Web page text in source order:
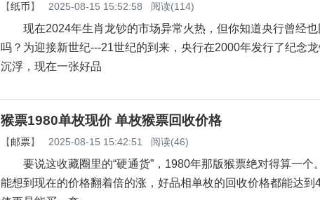
【纸币】 2025-08-15 15:52:58 阅读(114)
现在2024年生肖龙钞的市场异常火热，但你知道央行曾经也
吗？为迎接新世纪---21世纪的到来，央行在2000年发行了纪念
沉浮，现在一张好品
猴票1980单枚现价 单枚猴票回收价格
【邮票】 2025-08-15 15:42:51 阅读(46)
要说这收藏圈里的“硬通货”，1980年那版猴票绝对得算一个
能想到现在的价格翻着倍的涨，好品相单枚的回收价格都能达到